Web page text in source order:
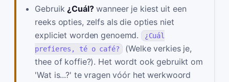
Gebruik¿Cuál?wanneer je kiest uit een
reeks opties, zelfs als die opties niet
expliciet worden genoemd. ¿Cuál
prefieres, té o café?
(Welke verkies je,
thee of koffie?). Het wordt ook gebruikt om
'Wat is...?' te vragen vóór het werkwoord